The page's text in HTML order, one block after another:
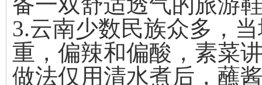
3.云南少数民族众多，
重，偏辣和偏酸，素菜
做法仅用清水煮后，蘸